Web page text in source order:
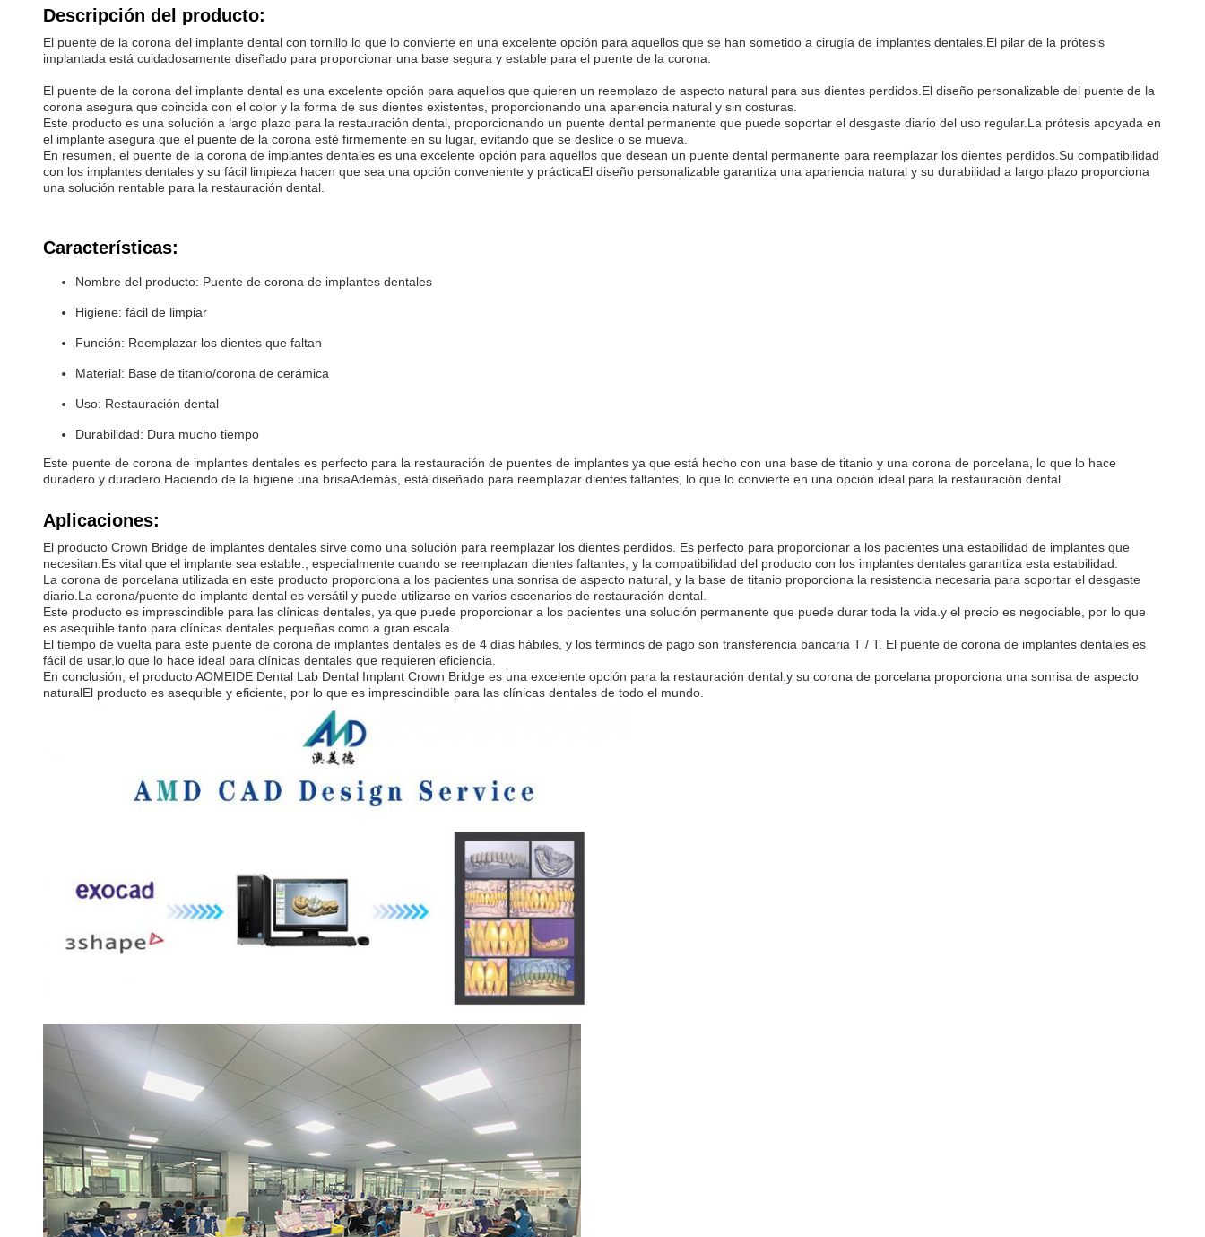
Descripción del producto:
El puente de la corona del implante dental con tornillo lo que lo convierte en una excelente opción para aquellos que se han sometido a cirugía de implantes dentales.El pilar de la prótesis
implantada está cuidadosamente diseñado para proporcionar una base segura y estable para el puente de la corona.
El puente de la corona del implante dental es una excelente opción para aquellos que quieren un reemplazo de aspecto natural para sus dientes perdidos.El diseño personalizable del puente de la
corona asegura que coincida con el color y la forma de sus dientes existentes, proporcionando una apariencia natural y sin costuras.
Este producto es una solución a largo plazo para la restauración dental, proporcionando un puente dental permanente que puede soportar el desgaste diario del uso regular.La prótesis apoyada en
el implante asegura que el puente de la corona esté firmemente en su lugar, evitando que se deslice o se mueva.
En resumen, el puente de la corona de implantes dentales es una excelente opción para aquellos que desean un puente dental permanente para reemplazar los dientes perdidos.Su compatibilidad
con los implantes dentales y su fácil limpieza hacen que sea una opción conveniente y prácticaEl diseño personalizable garantiza una apariencia natural y su durabilidad a largo plazo proporciona
una solución rentable para la restauración dental.
Características:
Nombre del producto: Puente de corona de implantes dentales
Higiene: fácil de limpiar
Función: Reemplazar los dientes que faltan
Material: Base de titanio/corona de cerámica
Uso: Restauración dental
Durabilidad: Dura mucho tiempo
Este puente de corona de implantes dentales es perfecto para la restauración de puentes de implantes ya que está hecho con una base de titanio y una corona de porcelana, lo que lo hace
duradero y duradero.Haciendo de la higiene una brisaAdemás, está diseñado para reemplazar dientes faltantes, lo que lo convierte en una opción ideal para la restauración dental.
Aplicaciones:
El producto Crown Bridge de implantes dentales sirve como una solución para reemplazar los dientes perdidos. Es perfecto para proporcionar a los pacientes una estabilidad de implantes que
necesitan.Es vital que el implante sea estable., especialmente cuando se reemplazan dientes faltantes, y la compatibilidad del producto con los implantes dentales garantiza esta estabilidad.
La corona de porcelana utilizada en este producto proporciona a los pacientes una sonrisa de aspecto natural, y la base de titanio proporciona la resistencia necesaria para soportar el desgaste
diario.La corona/puente de implante dental es versátil y puede utilizarse en varios escenarios de restauración dental.
Este producto es imprescindible para las clínicas dentales, ya que puede proporcionar a los pacientes una solución permanente que puede durar toda la vida.y el precio es negociable, por lo que
es asequible tanto para clínicas dentales pequeñas como a gran escala.
El tiempo de vuelta para este puente de corona de implantes dentales es de 4 días hábiles, y los términos de pago son transferencia bancaria T / T. El puente de corona de implantes dentales es
fácil de usar,lo que lo hace ideal para clínicas dentales que requieren eficiencia.
En conclusión, el producto AOMEIDE Dental Lab Dental Implant Crown Bridge es una excelente opción para la restauración dental.y su corona de porcelana proporciona una sonrisa de aspecto
naturalEl producto es asequible y eficiente, por lo que es imprescindible para las clínicas dentales de todo el mundo.